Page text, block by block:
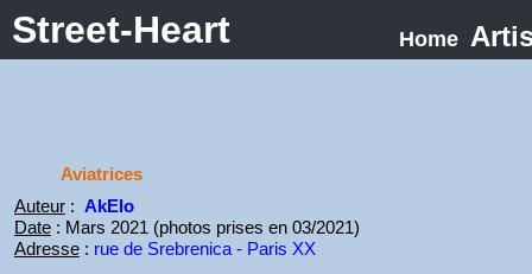
Street-Heart Home
Aviatrices
Auteur: AkElo
Date: Mars 2021 (photos prises en 03/2021)
Adresse: rue de Srebrenica - Paris XX